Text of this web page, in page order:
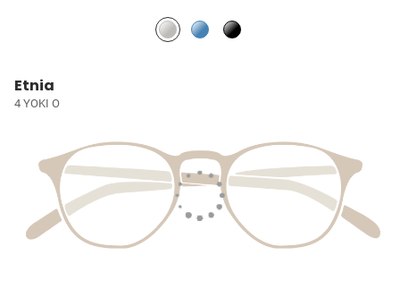
Etnia
4 YOKI O